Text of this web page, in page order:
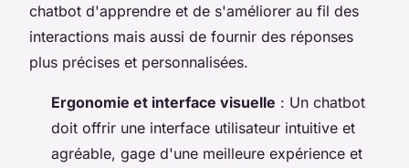
chatbot d'apprendre et de s'améliorer au fil des
interactions mais aussi de fournir des réponses
plus précises et personnalisées.
Ergonomie et interface visuelle : Un chatbot
doit offrir une interface utilisateur intuitive et
agréable, gage d'une meilleure expérience et